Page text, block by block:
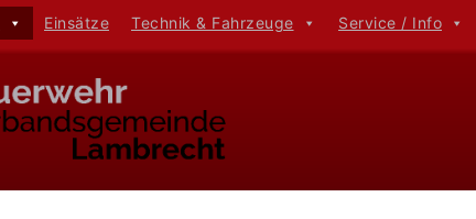
Einsätze Technik & Fahrzeuge Service / Info